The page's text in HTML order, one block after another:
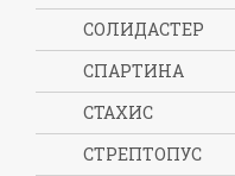
СОЛИДАСТЕР
СПАРТИНА
СТАХИС
СТРЕПТОПУС